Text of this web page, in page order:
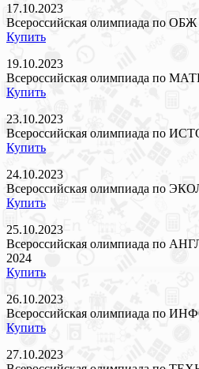
17.10.2023
Всероссийская олимпиада по ОБЖ
Купить
19.10.2023
Всероссийская олимпиада по
Купить
23.10.2023
Всероссийская олимпиада по
Купить
24.10.2023
Всероссийская олимпиада по
Купить
25.10.2023
Всероссийская олимпиада по
2024
Купить
26.10.2023
Всероссийская олимпиада по
Купить
27.10.2023